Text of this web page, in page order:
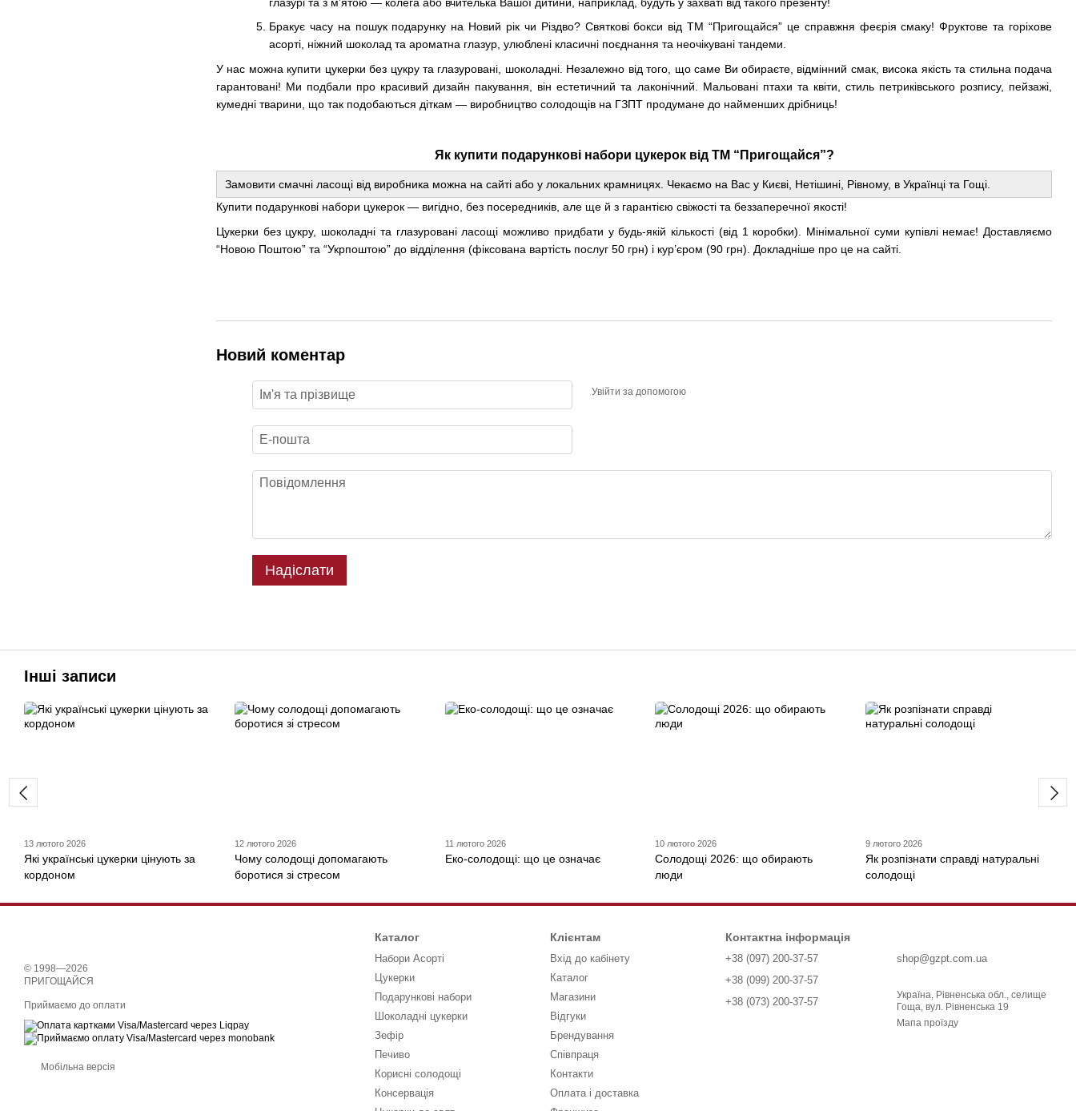
Бракує часу на пошук подарунку на Новий рік чи Різдво? Святкові бокси від ТМ “Пригощайся” це справжня феєрія смаку! Фруктове та горіхове
асорті, ніжний шоколад та ароматна глазур, улюблені класичні поєднання та неочікувані тандеми.
У нас можна купити цукерки без цукру та глазуровані, шоколадні. Незалежно від того, що саме Ви обираєте, відмінний смак, висока якість та стильна подача
гарантовані! Ми подбали про красивий дизайн пакування, він естетичний та лаконічний. Мальовані птахи та квіти, стиль петриківського розпису, пейзажі,
кумедні тварини, що так подобаються діткам — виробництво солодощів на ГЗПТ продумане до найменших дрібниць!
Як купити подарункові набори цукерок від ТМ “Пригощайся”?
Замовити смачні ласощі від виробника можна на сайті або у локальних крамницях. Чекаємо на Вас у Києві, Нетішині, Рівному, в Українці та Гощі.
Купити подарункові набори цукерок — вигідно, без посередників, але ще й з гарантією свіжості та беззаперечної якості!
Цукерки без цукру, шоколадні та глазуровані ласощі можливо придбати у будь-якій кількості (від 1 коробки). Мінімальної суми купівлі немає! Доставляємо
“Новою Поштою” та “Укрпоштою” до відділення (фіксована вартість послуг 50 грн) і кур’єром (90 грн). Докладніше про це на сайті.
Новий коментар
Увійти за допомогою
Надіслати
Інші записи
13 лютого 2026
Які українські цукерки цінують за
кордоном
12 лютого 2026
Чому солодощі допомагають
боротися зі стресом
11 лютого 2026
Еко-солодощі: що це означає
10 лютого 2026
Солодощі 2026: що обирають
люди
9 лютого 2026
Як розпізнати справді натуральні
солодощі
© 1998—2026
ПРИГОЩАЙСЯ
Приймаємо до оплати
Мобільна версія
Каталог
Набори Асорті
Цукерки
Подарункові набори
Шоколадні цукерки
Зефір
Печиво
Корисні солодощі
Консервація
Клієнтам
Вхід до кабінету
Каталог
Магазини
Відгуки
Брендування
Співпраця
Контакти
Оплата і доставка
Контактна інформація
+38 (097) 200-37-57
+38 (099) 200-37-57
+38 (073) 200-37-57
shop@gzpt.com.ua
Україна, Рівненська обл., селище
Гоща, вул. Рівненська 19
Мапа проїзду